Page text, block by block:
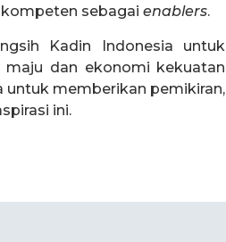
sebagai enablers.
Kadin Indonesia untuk
maju dan ekonomi kekuatan
untuk memberikan pemikiran,
ini.